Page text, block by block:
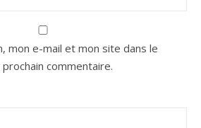
mon e-mail et mon site dans le
commentaire.